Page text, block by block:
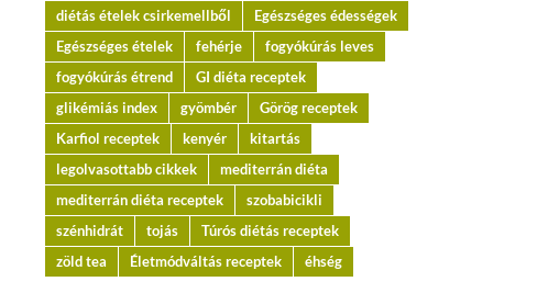
diétás ételek csirkemellből
Egészséges édességek
Egészséges ételek
fehérje
fogyókúrás leves
fogyókúrás étrend
GI diéta receptek
glikémiás index
gyömbér
Görög receptek
Karfiol receptek
kenyér
kitartás
legolvasottabb cikkek
mediterrán diéta
mediterrán diéta receptek
szobabicikli
szénhidrát
tojás
Túrós diétás receptek
zöld tea
Életmódváltás receptek éhség